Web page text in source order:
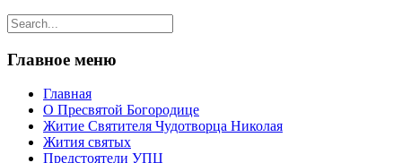
Главное меню
Главная
О Пресвятой Богородице
Житие Святителя Чудотворца Николая
Жития святых
Предстоятели УПЦ